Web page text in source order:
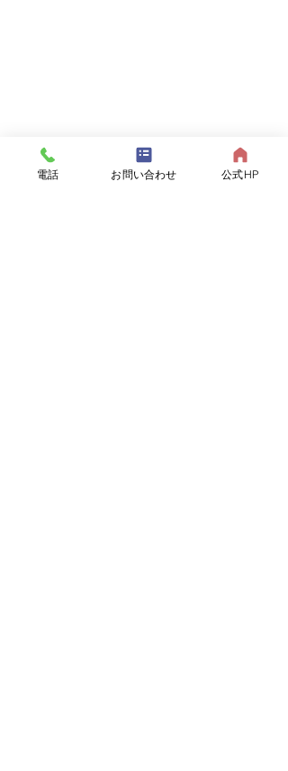
電話 お問い合わせ 公式HP